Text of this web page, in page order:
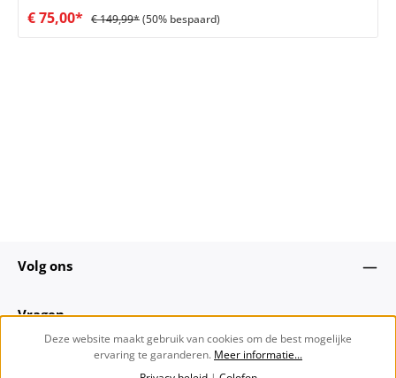
ontworpen in een flatterende wide-leg fit en hoge taille.
Gemaakt in een luxe blend van viscose, katoen en lyocell
€ 75,00* € 149,99*(50% bespaard)
Volg ons
Vragen
Deze website maakt gebruik van cookies om de best mogelijke
ervaring te garanderen. Meer informatie...